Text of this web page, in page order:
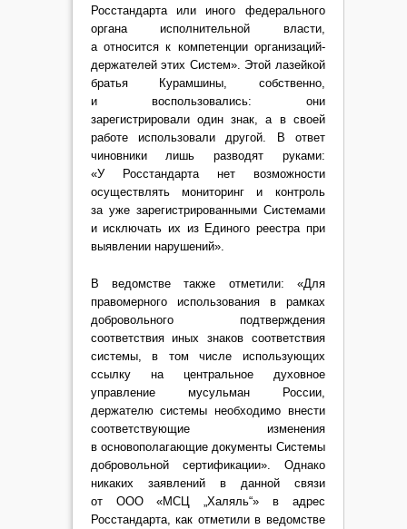
Росстандарта или иного федерального
органа исполнительной власти,
а относится к компетенции организаций-
держателей этих Систем». Этой лазейкой
братья Курамшины, собственно,
и воспользовались: они
зарегистрировали один знак, а в своей
работе использовали другой. В ответ
чиновники лишь разводят руками:
«У Росстандарта нет возможности
осуществлять мониторинг и контроль
за уже зарегистрированными Системами
и исключать их из Единого реестра при
выявлении нарушений».
В ведомстве также отметили: «Для
правомерного использования в рамках
добровольного подтверждения
соответствия иных знаков соответствия
системы, в том числе использующих
ссылку на центральное духовное
управление мусульман России,
держателю системы необходимо внести
соответствующие изменения
в основополагающие документы Системы
добровольной сертификации». Однако
никаких заявлений в данной связи
от ООО «МСЦ „Халяль“» в адрес
Росстандарта, как отметили в ведомстве